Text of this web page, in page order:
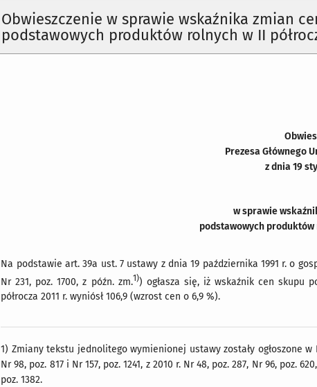
Obwieszczenie w sprawie wskaźnika zmian
podstawowych produktów rolnych w II
Prezesa Głównego
z dnia 19
w sprawie
podstawowych produktów
Na podstawie art. 39a ust. 7 ustawy z dnia 19 października 1991 r. o
Nr 231, poz. 1700, z późn. zm.1)) ogłasza się, iż wskaźnik cen skupu
półrocza 2011 r. wyniósł 106,9 (wzrost cen o 6,9 %).
1) Zmiany tekstu jednolitego wymienionej ustawy zostały ogłoszone w
Nr 98, poz. 817 i Nr 157, poz. 1241, z 2010 r. Nr 48, poz. 287, Nr 96, poz.
poz. 1382.